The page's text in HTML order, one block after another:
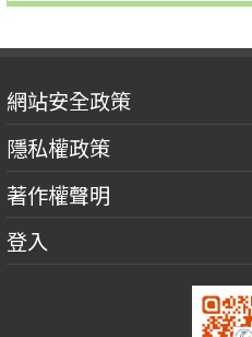
網站安全政策
隱私權政策
著作權聲明
登入